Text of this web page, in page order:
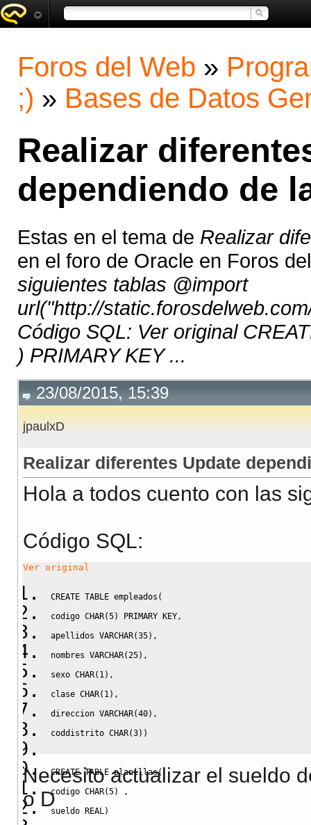
Foros del Web »
;) » Bases de Datos
Realizar
dependiendo de
Estas en el tema de Realizar
en el foro de Oracle en Foros
siguientes tablas @import
url("http://
Código SQL: Ver original
) PRIMARY KEY ...
23/08/2015, 15:39
jpaulxD
Realizar diferentes Update
Hola a todos cuento con las
Código SQL:
Ver original
CREATE TABLE empleados (
codigo CHAR(5) PRIMARY KEY ,
apellidos VARCHAR(35) ,
nombres VARCHAR( 25) ,
sexo CHAR( 1 ) ,
clase CHAR( 1 ) ,
direccion VARCHAR(40) ,
coddistrito CHAR(3) )
CREATE TABLE planillas(
codigo CHAR(5)
,
sueldo REAL )
Necesito actualizar el sueldo
o D